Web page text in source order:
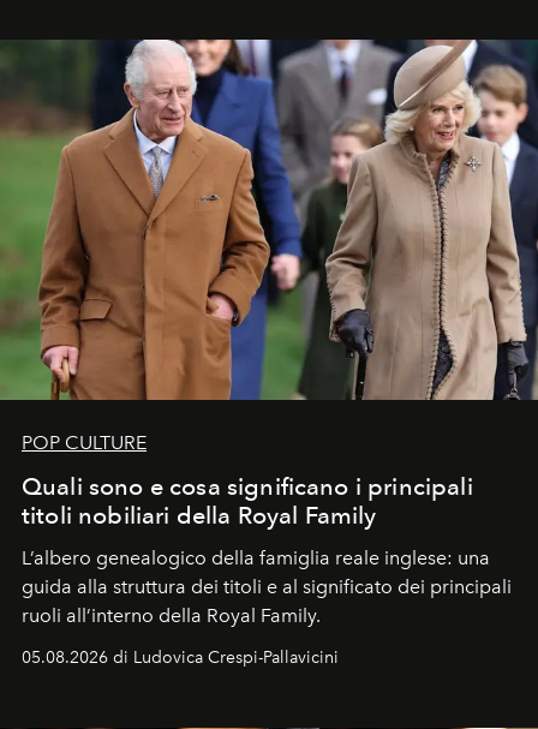
POP CULTURE
Quali sono e cosa significano i principali
titoli nobiliari della Royal Family
L’albero genealogico della famiglia reale inglese: una
guida alla struttura dei titoli e al significato dei principali
ruoli all’interno della Royal Family.
05.08.2026 di Ludovica Crespi-Pallavicini